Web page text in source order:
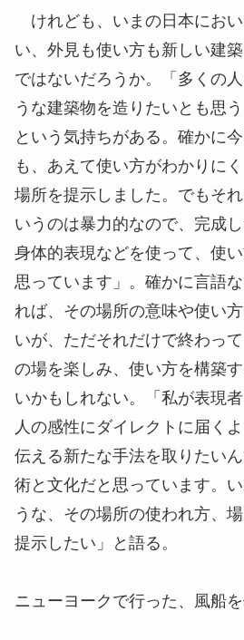
けれども、いまの日本にお
い、外見も使い方も新しい建
ではないだろうか。「多くの
うな建築物を造りたいとも思
という気持ちがある。確かに
も、あえて使い方がわかりに
場所を提示しました。でもそ
いうのは暴力的なので、完成
身体的表現などを使って、使
思っています」。確かに言語
れば、その場所の意味や使い
いが、ただそれだけで終わっ
の場を楽しみ、使い方を構築
いかもしれない。「私が表現
人の感性にダイレクトに届く
伝える新たな手法を取りたい
術と文化だと思っています。
うな、その場所の使われ方、
提示したい」と語る。
ニューヨークで行った、風船を